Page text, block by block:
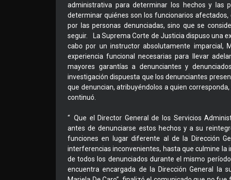
administrativa para determinar los hechos y las
determinar quiénes son los funcionarios
por las personas denunciadas, sino que se
seguir. La Suprema Corte de Justicia dispuso una
cabo por un instructor absolutamente imparcial,
experiencia funcional necesarias para llevar
mayores garantías a denunciantes y
investigación dispuesta que los denunciantes
que denuncian, atribuyéndolos a quien
continuó.
“ Que el Director General de los Servicios
antes de denunciarse estos hechos y a su
funciones en lugar diferente al de la Dirección
interferencias inconvenientes, hasta que culmine
de todos los denunciados durante el mismo
encuentra encargada de la Dirección General la